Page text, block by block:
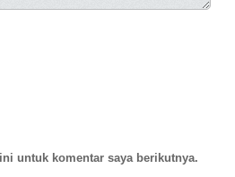
untuk komentar saya berikutnya.